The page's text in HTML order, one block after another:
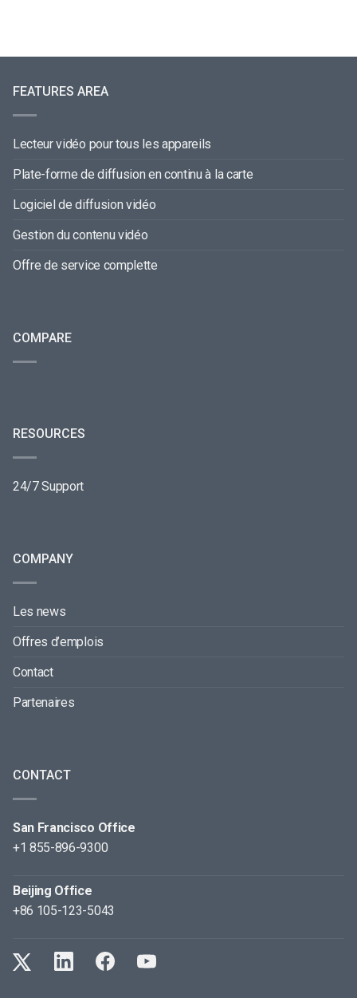
FEATURES AREA
Lecteur vidéo pour tous les appareils
Plate-forme de diffusion en continu à la carte
Logiciel de diffusion vidéo
Gestion du contenu vidéo
Offre de service complette
COMPARE
RESOURCES
24/7 Support
COMPANY
Les news
Offres d’emplois
Contact
Partenaires
CONTACT
San Francisco Office
+1 855-896-9300
Beijing Office
+86 105-123-5043